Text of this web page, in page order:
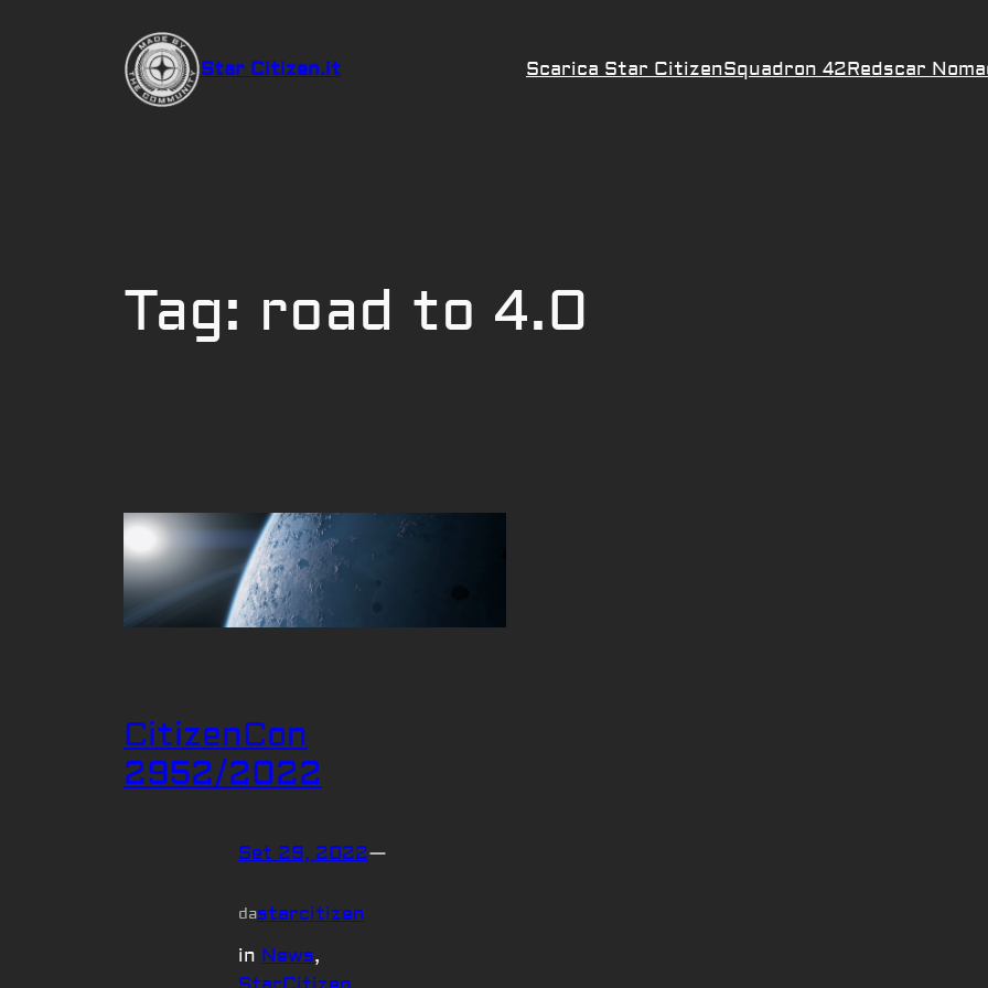
Star Citizen.it Scarica Star CitizenSquadron 42Redscar
Tag: road to 4.0
CitizenCon
2952/2022
Set 29, 2022—
dastarcitizen
in News